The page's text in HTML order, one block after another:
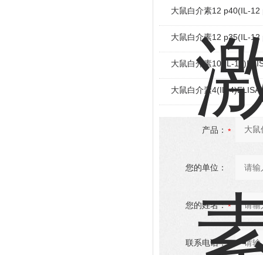
大鼠白介素12 p40(IL-12
大鼠白介素12 p35(IL-12
大鼠白介素10(IL-
大鼠白介素4(IL-4)ELISA
产品：
您的单位：
您的姓名：
联系电话：